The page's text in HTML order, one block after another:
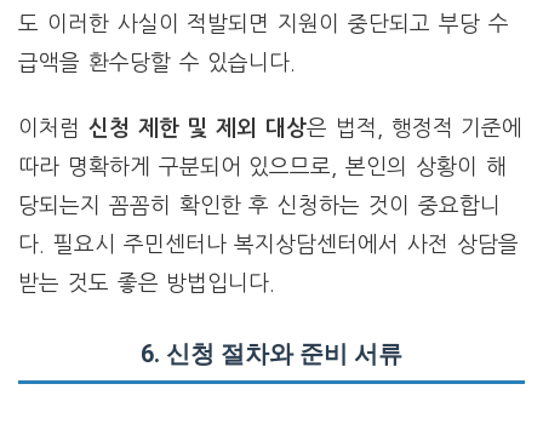
도 이러한 사실이 적발되면 지원이 중단되고 부당 수
급액을 환수당할 수 있습니다.
이처럼 신청 제한 및 제외 대상은 법적, 행정적 기준에
따라 명확하게 구분되어 있으므로, 본인의 상황이 해
당되는지 꼼꼼히 확인한 후 신청하는 것이 중요합니
다. 필요시 주민센터나 복지상담센터에서 사전 상담을
받는 것도 좋은 방법입니다.
6. 신청 절차와 준비 서류